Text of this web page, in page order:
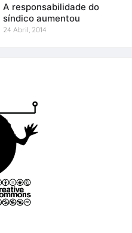
A responsabilidade do
síndico aumentou
24 Abril, 2014